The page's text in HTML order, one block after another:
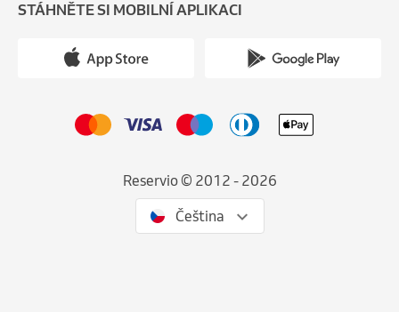
STÁHNĚTE SI MOBILNÍ APLIKACI
Reservio © 2012 - 2026
Čeština